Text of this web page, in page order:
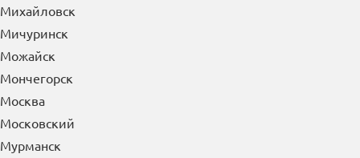
Михайловск
Мичуринск
Можайск
Мончегорск
Москва
Московский
Мурманск